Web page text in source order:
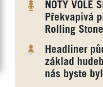
NOTY VOLE
Překvapivá
Rolling
Headliner
základ
nás byste